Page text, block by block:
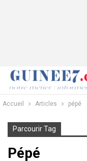
Accueil Articles pépé
Parcourir Tag
Pépé